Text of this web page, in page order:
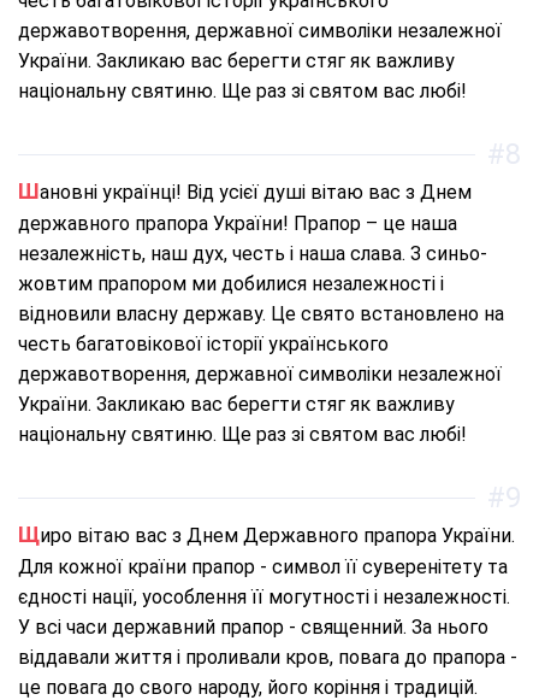
державотворення, державної символіки незалежної
України. Закликаю вас берегти стяг як важливу
національну святиню. Ще раз зі святом вас любі!
Шановні українці! Від усієї душі вітаю вас з Днем
державного прапора України! Прапор – це наша
незалежність, наш дух, честь і наша слава. З синьо-
жовтим прапором ми добилися незалежності і
відновили власну державу. Це свято встановлено на
честь багатовікової історії українського
державотворення, державної символіки незалежної
України. Закликаю вас берегти стяг як важливу
національну святиню. Ще раз зі святом вас любі!
#8
Щиро вітаю вас з Днем Державного прапора України.
Для кожної країни прапор - символ її суверенітету та
єдності нації, уособлення її могутності і незалежності.
У всі часи державний прапор - священний. За нього
віддавали життя і проливали кров, повага до прапора -
це повага до свого народу, його коріння і традицій.
#9